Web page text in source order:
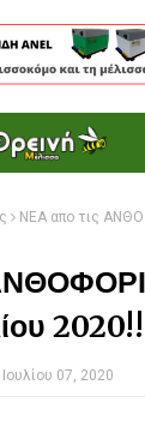
ΝΕΑ απο τις
Ιουλίου 07, 2020